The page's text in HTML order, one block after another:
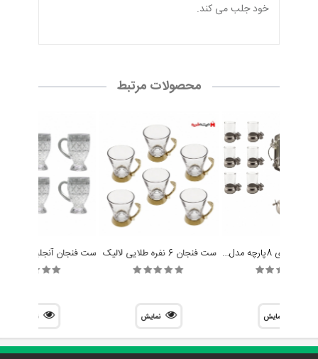
خود جلب می کند.
محصولات مرتبط
سرویس چایخوری 8پارچه مدل پروانه برند سالی نو
نمایش
ست فنجان 6 نفره طلایی لالیک
نمایش